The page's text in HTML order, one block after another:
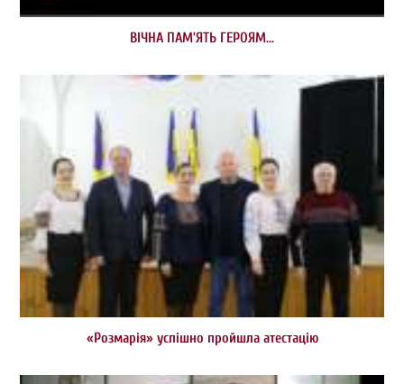
ВІЧНА ПАМ’ЯТЬ ГЕРОЯМ…
«Розмарія» успішно пройшла атестацію